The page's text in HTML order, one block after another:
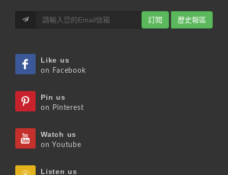
訂閱 歷史報區
Like us
on Facebook
Pin us
on Pinterest
Watch us
on Youtube
Listen us